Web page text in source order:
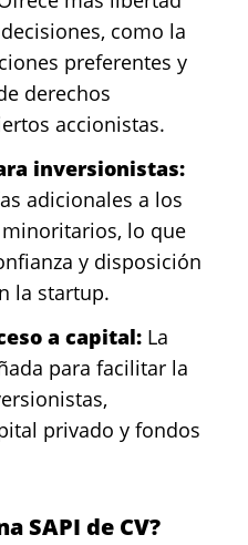
como la
preferentes y
derechos
accionistas.
inversionistas:
adicionales a los
lo que
y disposición
la startup.
a capital: La
para facilitar la
privado y fondos
SAPI de CV?